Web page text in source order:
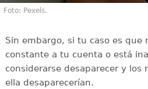
Foto: Pexels.
Sin embargo, si tu caso es que
constante a tu cuenta o está
considerarse desaparecer y los
ella desaparecerían.